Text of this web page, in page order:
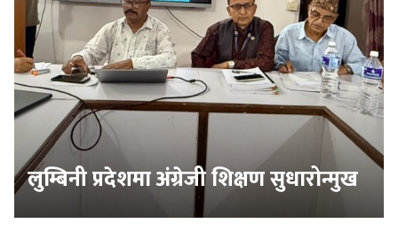
लुम्बिनी प्रदेशमा अंग्रेजी शिक्षण सुधारोन्मुख